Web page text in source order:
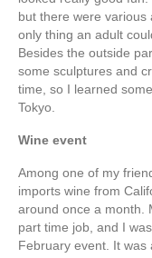
but there were
only thing an adult
Besides the outside
some sculptures and
time, so I learned
Tokyo.
Wine event
Among one of my
imports wine from
around once a month.
part time job, and I
February event. It was